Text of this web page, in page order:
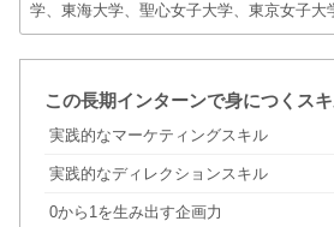
学、東海大学、聖心女子大学、東京女子大
この長期インターンで身につくス
実践的なマーケティングスキル
実践的なディレクションスキル
0から1を生み出す企画力